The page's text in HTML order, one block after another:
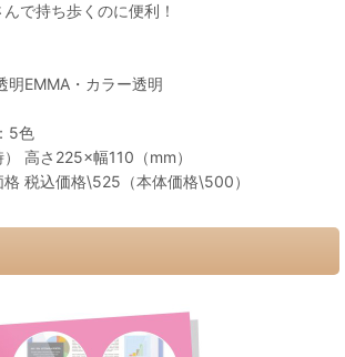
で持ち歩くのに便利！
明EMMA・カラー透明
5色
高さ225×幅110（mm）
税込価格\525（本体価格\500）